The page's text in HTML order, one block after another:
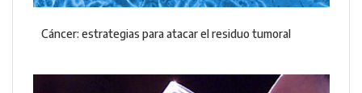
Cáncer: estrategias para atacar el residuo tumoral